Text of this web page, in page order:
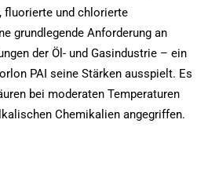
fluorierte und chlorierte
grundlegende Anforderung an
der Öl- und Gasindustrie – ein
PAI seine Stärken ausspielt. Es
bei moderaten Temperaturen
Chemikalien angegriffen.